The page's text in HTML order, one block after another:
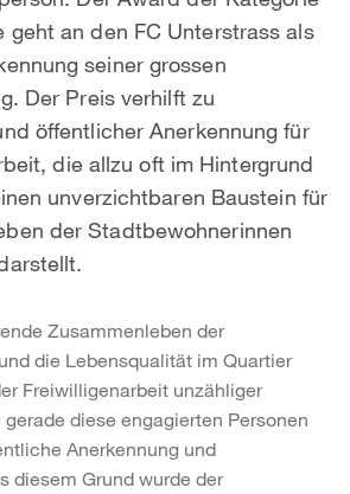
geht an den FC Unterstrass als
seiner grossen
Der Preis verhilft zu
öffentlicher Anerkennung für
die allzu oft im Hintergrund
unverzichtbaren Baustein für
der Stadtbewohnerinnen
Zusammenleben der
die Lebensqualität im Quartier
Freiwilligenarbeit unzähliger
gerade diese engagierten Personen
Anerkennung und
diesem Grund wurde der